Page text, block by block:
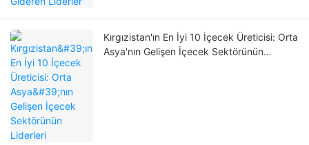
Kırgızistan'ın En İyi 10 İçecek Üreticisi: Orta
Asya'nın Gelişen İçecek Sektörünün